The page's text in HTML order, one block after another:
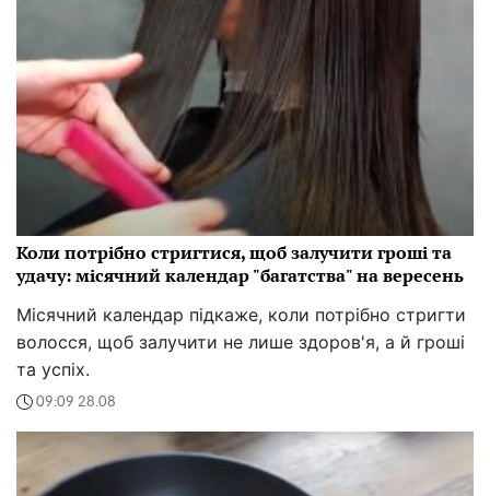
Коли потрібно стригтися, щоб залучити гроші та
удачу: місячний календар "багатства" на вересень
Місячний календар підкаже, коли потрібно стригти
волосся, щоб залучити не лише здоров'я, а й гроші
та успіх.
09:09 28.08